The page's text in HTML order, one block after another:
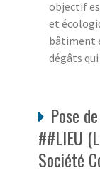
objectif
et
bâtiment
dégâts
Pose
##LIEU
Société